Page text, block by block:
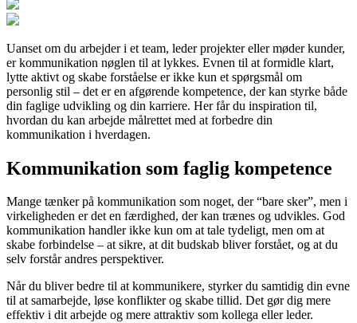
Uanset om du arbejder i et team, leder projekter eller møder kunder,
er kommunikation nøglen til at lykkes. Evnen til at formidle klart,
lytte aktivt og skabe forståelse er ikke kun et spørgsmål om
personlig stil – det er en afgørende kompetence, der kan styrke både
din faglige udvikling og din karriere. Her får du inspiration til,
hvordan du kan arbejde målrettet med at forbedre din
kommunikation i hverdagen.
Kommunikation som faglig kompetence
Mange tænker på kommunikation som noget, der “bare sker”, men i
virkeligheden er det en færdighed, der kan trænes og udvikles. God
kommunikation handler ikke kun om at tale tydeligt, men om at
skabe forbindelse – at sikre, at dit budskab bliver forstået, og at du
selv forstår andres perspektiver.
Når du bliver bedre til at kommunikere, styrker du samtidig din evne
til at samarbejde, løse konflikter og skabe tillid. Det gør dig mere
effektiv i dit arbejde og mere attraktiv som kollega eller leder.